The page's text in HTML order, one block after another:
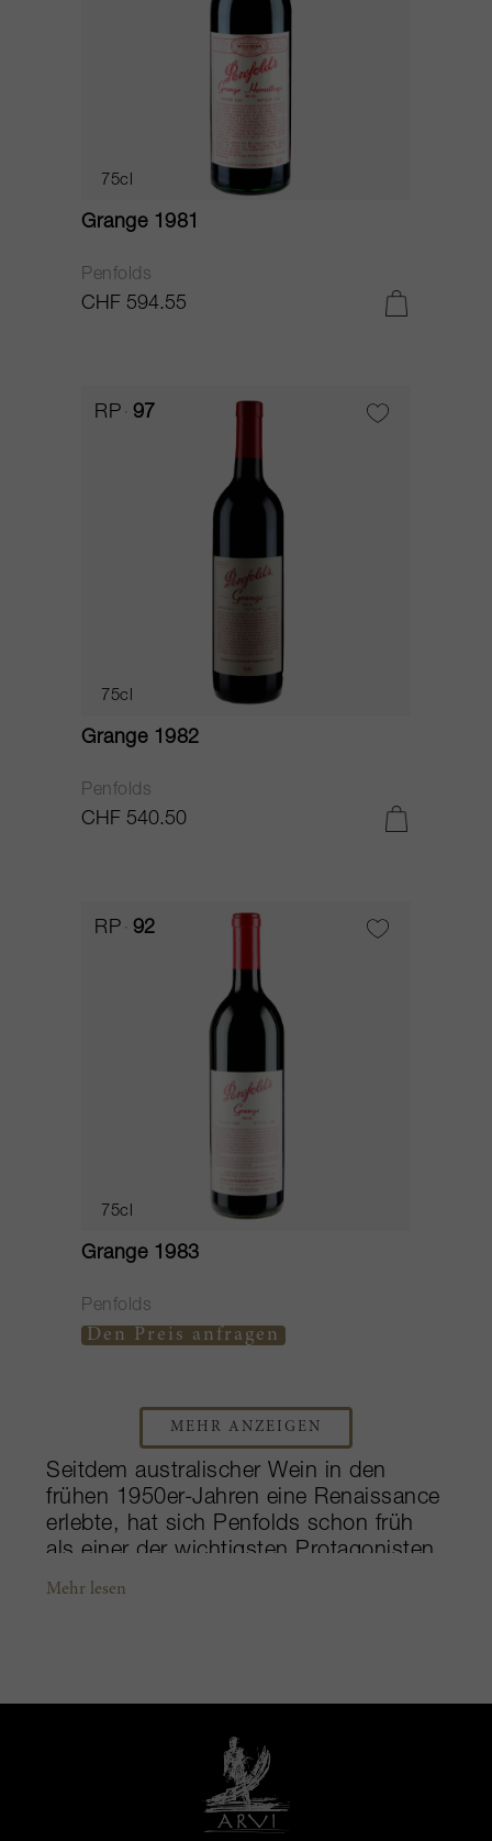
75cl
Grange 1981
Penfolds
CHF 594.55
RP 97
75cl
Grange 1982
Penfolds
CHF 540.50
RP 92
75cl
Grange 1983
Penfolds
Den Preis anfragen
MEHR ANZEIGEN
Seitdem australischer Wein in den
frühen 1950er-Jahren eine Renaissance
erlebte, hat sich Penfolds schon früh
als einer der wichtigsten Protagonisten
dieser Entwicklung herausgeschält. Im
inspirierter Weine. Die wichtigsten
Weinberge des südaustralischen
Anwesens verteilen sich auf die besten
Weinbauregionen: Adelaide, Barossa
Valley, Clare Valley, Coonawarra, die
Mehr lesen